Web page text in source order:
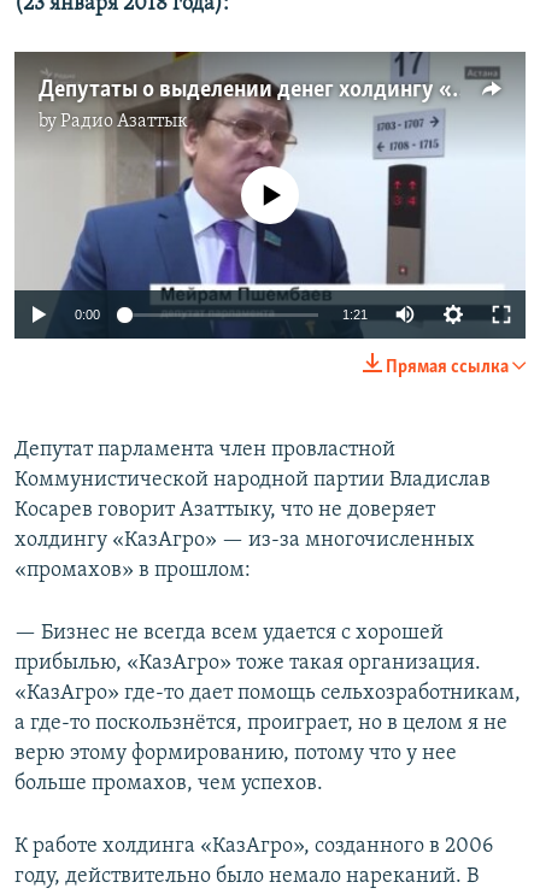
Депутаты о выделении денег холдингу «КазАгро»
byРадио Азаттык
No media source currently available
0:00 1:21
Прямая ссылка
Депутат парламента член провластной
Коммунистической народной партии Владислав
Косарев говорит Азаттыку, что не доверяет
холдингу «КазАгро» — из-за многочисленных
«промахов» в прошлом:
— Бизнес не всегда всем удается с хорошей
прибылью, «КазАгро» тоже такая организация.
«КазАгро» где-то дает помощь сельхозработникам,
а где-то поскользнётся, проиграет, но в целом я не
верю этому формированию, потому что у нее
больше промахов, чем успехов.
К работе холдинга «КазАгро», созданного в 2006
году, действительно было немало нареканий. В